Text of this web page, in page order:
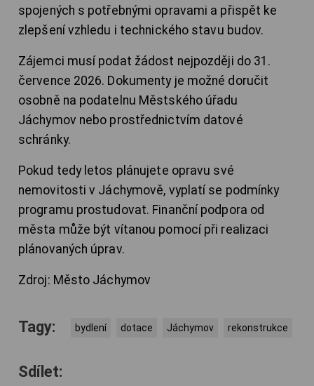
spojených s potřebnými opravami a přispět ke
zlepšení vzhledu i technického stavu budov.
Zájemci musí podat žádost nejpozději do 31.
července 2026. Dokumenty je možné doručit
osobně na podatelnu Městského úřadu
Jáchymov nebo prostřednictvím datové
schránky.
Pokud tedy letos plánujete opravu své
nemovitosti v Jáchymově, vyplatí se podmínky
programu prostudovat. Finanční podpora od
města může být vítanou pomocí při realizaci
plánovaných úprav.
Zdroj: Město Jáchymov
Tagy: bydlení dotace Jáchymov rekonstrukce
Sdílet: